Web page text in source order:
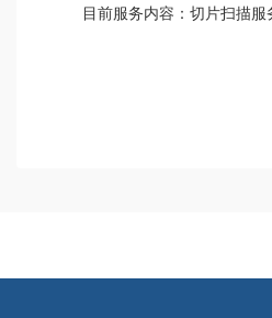
目前服务内容：切片扫描服